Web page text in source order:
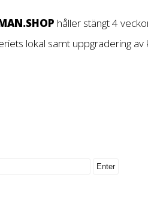
håller stängt 4
lokal samt uppgradering av